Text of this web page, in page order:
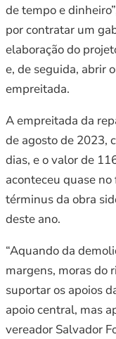
de tempo e
por contratar um
elaboração do
e, de seguida, abrir
empreitada.
A empreitada da
de agosto de 2023,
dias, e o valor de
aconteceu quase
términus da obra
deste ano.
“Aquando da
margens, moras do
suportar os apoios
apoio central, mas
vereador Salvador